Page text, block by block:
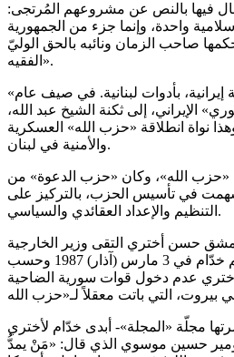
فيها بالنص عن مشروعهم المُرتجى:
واحدة، وإنما جزء من الجمهورية
صاحب الزمان ونائبه بالحق الوليّ
الفقيه».
«حزب الله» أصلاً هو صناعة إيرانية، بأدوات لبنانية. في صيف عام
الإيراني، إلى ثكنة الشيخ عبد الله،
نواة انطلاقة «حزب الله» العسكرية
والأمنية في لبنان.
«حزب الله»، وكان «حزب الدعوة» من
في تأسيس الحزب، بالتركيز على
التنظيم والإعداد العقائدي والسياسي.
حسن أختري التقى وزير الخارجية
السوري -حينها- عبد الحليم خدّام في 3 مارس (آذار) 1987 وحسب
عدم دخول قوات سورية الضاحية
مجلّة «المجلة»- أبدى خدّام لأختري
ومير حسين موسوي الذي قال: «مَنْ يمدُّ